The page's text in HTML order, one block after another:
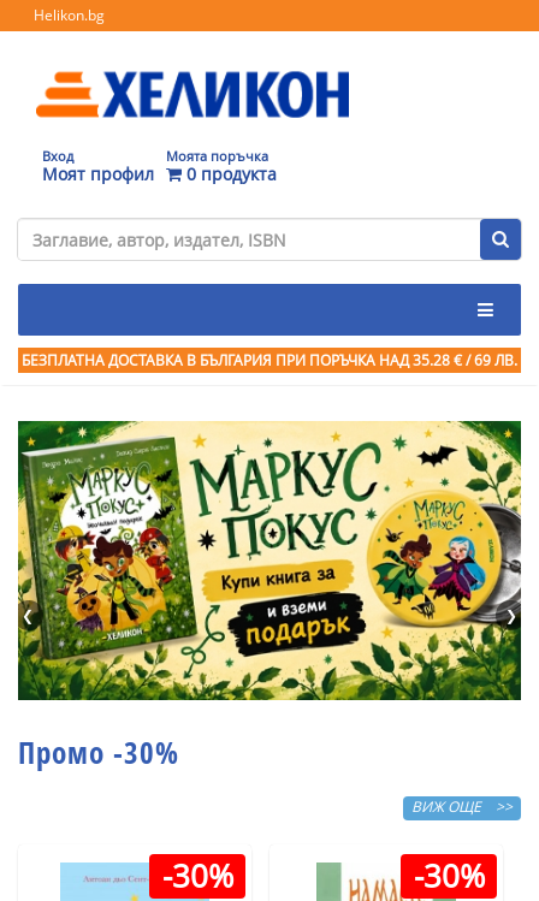
Helikon.bg
Вход
Моят профил
Моята поръчка
0 продукта
БЕЗПЛАТНА ДОСТАВКА В БЪЛГАРИЯ ПРИ ПОРЪЧКА НАД 35.28 € / 69 ЛВ.
❮ ❯
Промо -30%
ВИЖ ОЩЕ >>
-30% -30%